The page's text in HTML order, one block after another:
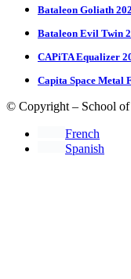
Bataleon Goliath
Bataleon Evil Twin
CAPiTA Equalizer
Capita Space Metal
© Copyright – School
French
Spanish